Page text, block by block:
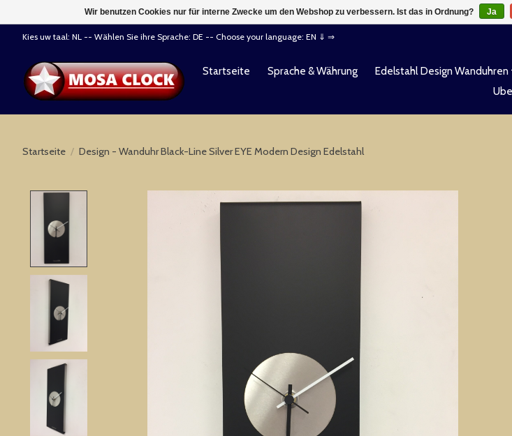
Kies uw taal: NL -- Wählen Sie ihre Sprache: DE -- Choose your language: EN ⇓ ⇒
Startseite Sprache & Währung Edelstahl Design Wanduhren
Startseite / Design - Wanduhr Black-Line Silver EYE Modern Design Edelstahl
Product image slideshow Items
Wir benutzen Cookies nur für interne Zwecke um den Webshop zu verbessern. Ist das in Ordnung? Ja